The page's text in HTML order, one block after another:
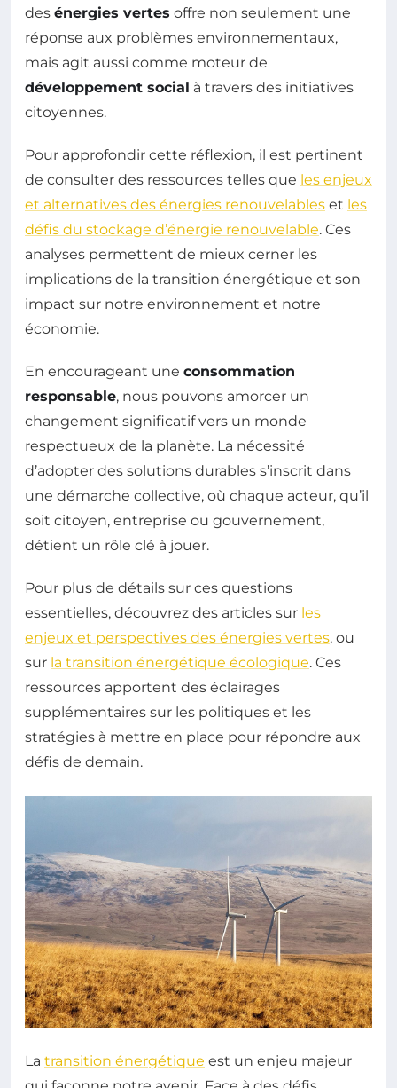
des énergies vertes offre non seulement une
réponse aux problèmes environnementaux,
mais agit aussi comme moteur de
développement social à travers des initiatives
citoyennes.
Pour approfondir cette réflexion, il est pertinent
de consulter des ressources telles que les enjeux
et alternatives des énergies renouvelables et les
défis du stockage d’énergie renouvelable. Ces
analyses permettent de mieux cerner les
implications de la transition énergétique et son
impact sur notre environnement et notre
économie.
En encourageant une consommation
responsable, nous pouvons amorcer un
changement significatif vers un monde
respectueux de la planète. La nécessité
d’adopter des solutions durables s’inscrit dans
une démarche collective, où chaque acteur, qu’il
soit citoyen, entreprise ou gouvernement,
détient un rôle clé à jouer.
Pour plus de détails sur ces questions
essentielles, découvrez des articles sur les
enjeux et perspectives des énergies vertes, ou
sur la transition énergétique écologique. Ces
ressources apportent des éclairages
supplémentaires sur les politiques et les
stratégies à mettre en place pour répondre aux
défis de demain.
La transition énergétique est un enjeu majeur